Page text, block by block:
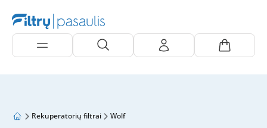
Rekuperatorių filtrai Wolf